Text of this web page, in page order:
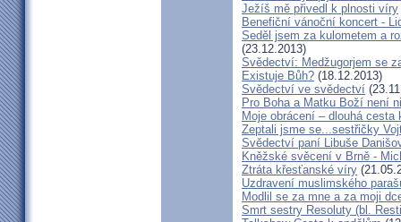
Ježíš mě přivedl k plnosti víry
Benefiční vánoční koncert -
Seděl jsem za kulometem a
(23.12.2013)
Svědectví: Medžugorjem se
Existuje Bůh? (18.12.2013)
Svědectví ve svědectví
Pro Boha a Matku Boží není
Moje obrácení – dlouhá cesta
Zeptali jsme se...sestřičky
Svědectví paní Libuše
Kněžské svěcení v Brně -
Ztráta křesťanské víry
Uzdravení muslimského
Modlil se za mne a za moji
Smrt sestry Resoluty (bl.